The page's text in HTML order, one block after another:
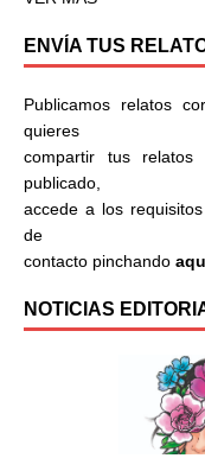
ENVÍA TUS
Publicamos relatos
quieres
compartir tus
publicado,
accede a los
de
contacto pinchando
NOTICIAS